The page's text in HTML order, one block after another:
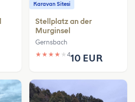
Karavan Sitesi
Stellplatz an der
Murginsel
Gernsbach
★ ★ ★ ★ ★ 410 EUR